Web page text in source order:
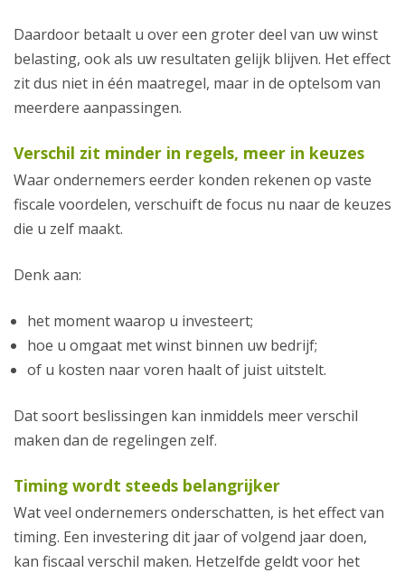
Daardoor betaalt u over een groter deel van uw winst
belasting, ook als uw resultaten gelijk blijven. Het effect
zit dus niet in één maatregel, maar in de optelsom van
meerdere aanpassingen.
Verschil zit minder in regels, meer in keuzes
Waar ondernemers eerder konden rekenen op vaste
fiscale voordelen, verschuift de focus nu naar de keuzes
die u zelf maakt.
Denk aan:
het moment waarop u investeert;
hoe u omgaat met winst binnen uw bedrijf;
of u kosten naar voren haalt of juist uitstelt.
Dat soort beslissingen kan inmiddels meer verschil
maken dan de regelingen zelf.
Timing wordt steeds belangrijker
Wat veel ondernemers onderschatten, is het effect van
timing. Een investering dit jaar of volgend jaar doen,
kan fiscaal verschil maken. Hetzelfde geldt voor het